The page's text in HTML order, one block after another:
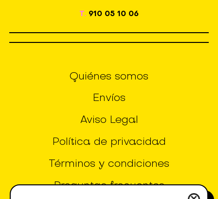
T. 910 05 10 06
Quiénes somos
Envíos
Aviso Legal
Política de privacidad
Términos y condiciones
Preguntas frecuentes